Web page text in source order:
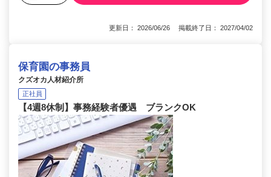
更新日： 2026/06/26 掲載終了日： 2027/04/02
保育園の事務員
クズオカ人材紹介所
正社員
【4週8休制】事務経験者優遇 ブランクOK